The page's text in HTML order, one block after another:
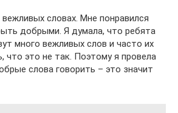
словах. Мне понравился
добрыми. Я думала, что ребята
много вежливых слов и часто их
что это не так. Поэтому я провела
слова говорить – это значит